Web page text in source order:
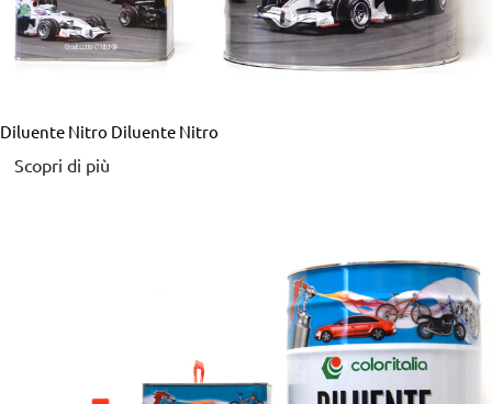
Diluente Nitro Diluente Nitro
Scopri di più